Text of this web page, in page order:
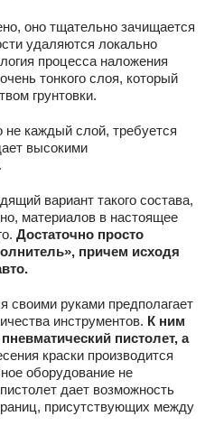
оно тщательно зачищается
удаляются локально
процесса наложения
тонкого слоя, который
грунтовки.
не каждый слой, требуется
высокими
вариант такого состава,
материалов в настоящее
Достаточно просто
причем исходя
своими руками предполагает
инструментов. К ним
пистолет, а
краски производится
оборудование не
дает возможность
присутствующих между